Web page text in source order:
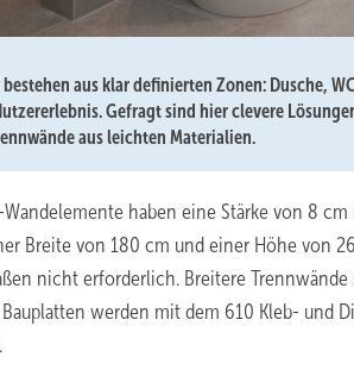
aus klar definierten Zonen: Dusche,
Gefragt sind hier clevere
aus leichten Materialien.
haben eine Stärke von 8
Breite von 180 cm und einer Höhe von
nicht erforderlich. Breitere
werden mit dem 610 Kleb- und